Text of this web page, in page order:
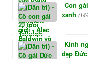
Con
xanh
Kinh
đẹp Đức